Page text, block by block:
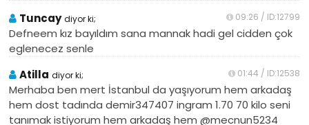
Tuncay diyor ki; 09:26 / ID:12799
Defneem kız bayıldım sana mannak hadi gel cidden çok
eglenecez senle
Atilla diyor ki; 01:44 / ID:12538
Merhaba ben mert İstanbul da yaşıyorum hem arkadaş
hem dost tadında demir347407 ingram 1.70 70 kilo seni
tanımak istiyorum hem arkadaş hem @mecnun5234